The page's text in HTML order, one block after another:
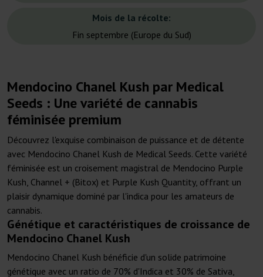
Mois de la récolte:
Fin septembre (Europe du Sud)
Mendocino Chanel Kush par Medical
Seeds : Une variété de cannabis
féminisée premium
Découvrez l'exquise combinaison de puissance et de détente
avec Mendocino Chanel Kush de Medical Seeds. Cette variété
féminisée est un croisement magistral de Mendocino Purple
Kush, Channel + (Bitox) et Purple Kush Quantity, offrant un
plaisir dynamique dominé par l'indica pour les amateurs de
cannabis.
Génétique et caractéristiques de croissance de
Mendocino Chanel Kush
Mendocino Chanel Kush bénéficie d'un solide patrimoine
génétique avec un ratio de 70% d'Indica et 30% de Sativa,